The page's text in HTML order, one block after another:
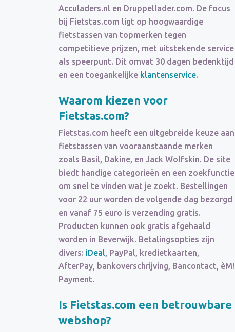
Acculaders.nl en Druppellader.com. De focus
bij Fietstas.com ligt op hoogwaardige
fietstassen van topmerken tegen
competitieve prijzen, met uitstekende service
als speerpunt. Dit omvat 30 dagen bedenktijd
en een toegankelijke klantenservice.
Waarom kiezen voor
Fietstas.com?
Fietstas.com heeft een uitgebreide keuze aan
fietstassen van vooraanstaande merken
zoals Basil, Dakine, en Jack Wolfskin. De site
biedt handige categorieën en een zoekfunctie
om snel te vinden wat je zoekt. Bestellingen
voor 22 uur worden de volgende dag bezorgd
en vanaf 75 euro is verzending gratis.
Producten kunnen ook gratis afgehaald
worden in Beverwijk. Betalingsopties zijn
divers: iDeal, PayPal, kredietkaarten,
AfterPay, bankoverschrijving, Bancontact, èM!
Payment.
Is Fietstas.com een betrouwbare
webshop?